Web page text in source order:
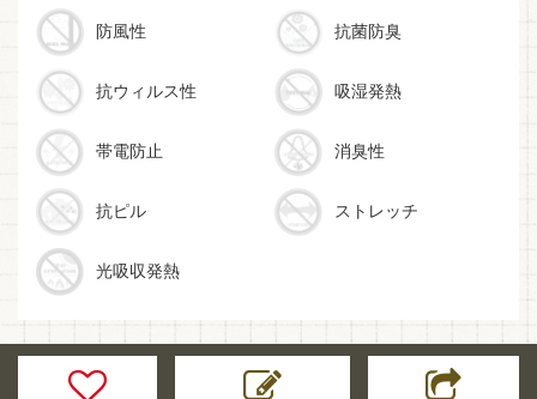
防風性 抗菌防臭
抗ウィルス性 吸湿発熱
帯電防止 消臭性
抗ピル ストレッチ
光吸収発熱